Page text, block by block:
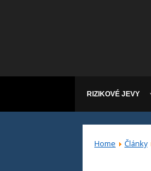
RIZIKOVÉ JEVY
Home Články